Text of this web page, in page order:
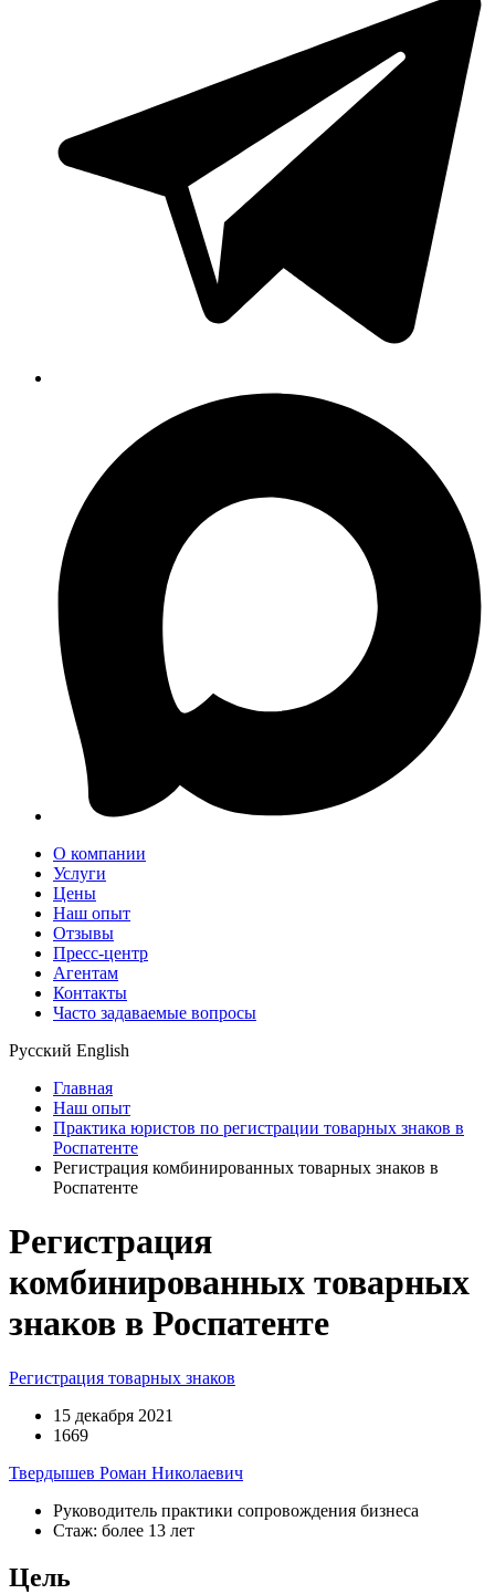
О компании
Услуги
Цены
Наш опыт
Отзывы
Пресс-центр
Агентам
Контакты
Часто задаваемые вопросы
Русский English
Главная
Наш опыт
Практика юристов по регистрации товарных знаков в
Роспатенте
Регистрация комбинированных товарных знаков в
Роспатенте
Регистрация
комбинированных товарных
знаков в Роспатенте
Регистрация товарных знаков
15 декабря 2021
1669
Твердышев Роман Николаевич
Руководитель практики сопровождения бизнеса
Стаж: более 13 лет
Цель